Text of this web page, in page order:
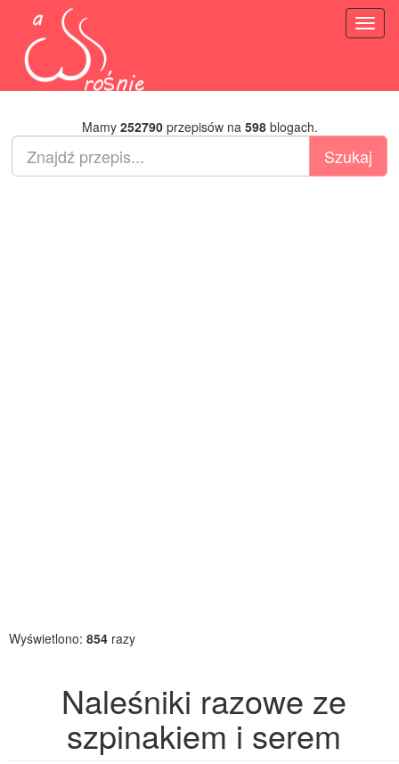
Mamy 252790przepisów na 598blogach.
Wyświetlono: 854 razy
Naleśniki razowe ze
szpinakiem i serem